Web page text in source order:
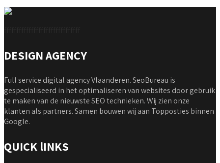
DESIGN AGENCY
Full service digital agency Vlaanderen. SeoBureau is
gespecialiseerd in het optimaliseren van websites door gebruik
te maken van de nieuwste SEO technieken. Wij zien onze
klanten als partners. Samen bouwen wij aan Topposties binnen
Google.
QUICK lINKS